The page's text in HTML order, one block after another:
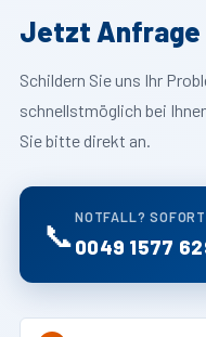
Jetzt Anfrage
Schildern Sie uns Ihr
schnellstmöglich bei
Sie bitte direkt an.
📞 NOTFALL?
0049 1577